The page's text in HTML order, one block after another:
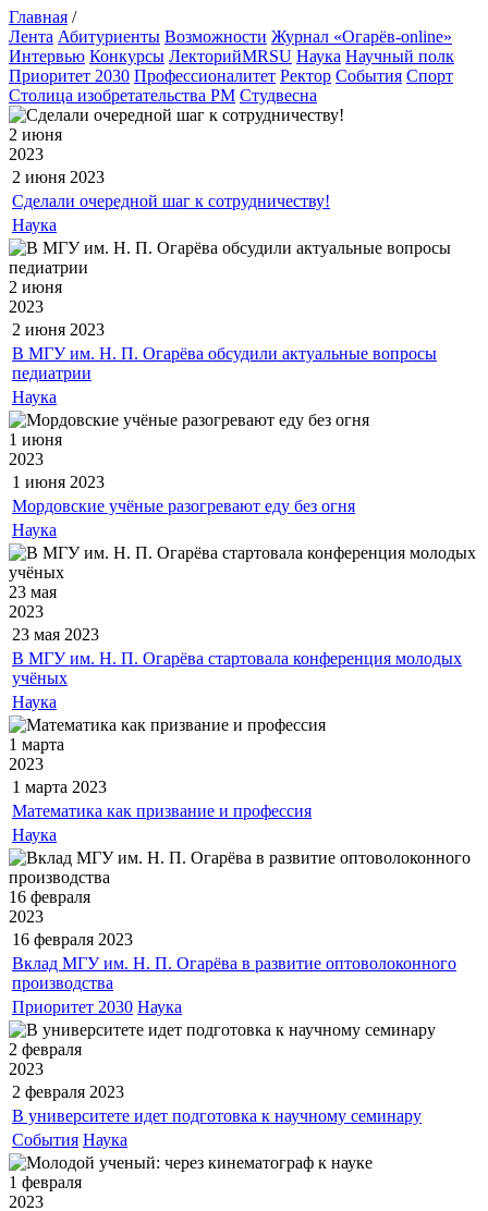
Главная /
Лента Абитуриенты Возможности Журнал «Огарёв-online»
Интервью Конкурсы ЛекторийMRSU Наука Научный полк
Приоритет 2030 Профессионалитет Ректор События Спорт
Столица изобретательства РМ Студвесна
2 июня
2023
2 июня 2023
Сделали очередной шаг к сотрудничеству!
Наука
2 июня
2023
2 июня 2023
В МГУ им. Н. П. Огарёва обсудили актуальные вопросы
педиатрии
Наука
1 июня
2023
1 июня 2023
Мордовские учёные разогревают еду без огня
Наука
23 мая
2023
23 мая 2023
В МГУ им. Н. П. Огарёва стартовала конференция молодых
учёных
Наука
1 марта
2023
1 марта 2023
Математика как призвание и профессия
Наука
16 февраля
2023
16 февраля 2023
Вклад МГУ им. Н. П. Огарёва в развитие оптоволоконного
производства
Приоритет 2030 Наука
2 февраля
2023
2 февраля 2023
В университете идет подготовка к научному семинару
События Наука
1 февраля
2023